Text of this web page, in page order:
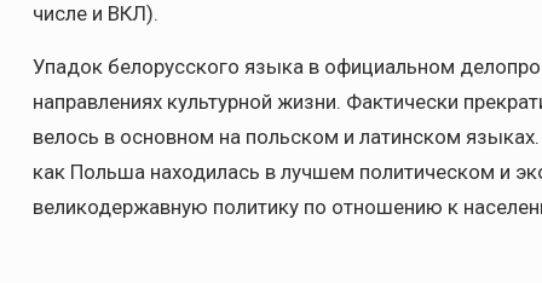
числе и ВКЛ).
Упадок белорусского языка в официальном
направлениях культурной жизни. Фактически
велось в основном на польском и латинском
как Польша находилась в лучшем политическом и
великодержавную политику по отношению к